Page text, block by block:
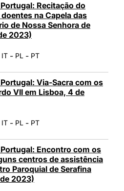
Recitação do
na Capela das
de Nossa Senhora de
2023)
IT - PL - PT
Via-Sacra com os
VII em Lisboa, 4 de
IT - PL - PT
Encontro com os
centros de assistência
Paroquial de Serafina
2023)